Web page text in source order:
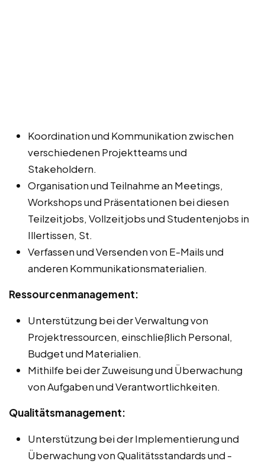
Koordination und Kommunikation zwischen
verschiedenen Projektteams und
Stakeholdern.
Organisation und Teilnahme an Meetings,
Workshops und Präsentationen bei diesen
Teilzeitjobs, Vollzeitjobs und Studentenjobs in
Illertissen, St.
Verfassen und Versenden von E-Mails und
anderen Kommunikationsmaterialien.
Ressourcenmanagement:
Unterstützung bei der Verwaltung von
Projektressourcen, einschließlich Personal,
Budget und Materialien.
Mithilfe bei der Zuweisung und Überwachung
von Aufgaben und Verantwortlichkeiten.
Qualitätsmanagement:
Unterstützung bei der Implementierung und
Überwachung von Qualitätsstandards und -